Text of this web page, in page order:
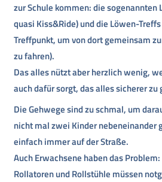
zur Schule kommen: die sogenannten
quasi Kiss&Ride) und die Löwen-
Treffpunkt, um von dort gemeinsam
zu fahren).
Das alles nützt aber herzlich wenig,
auch dafür sorgt, das alles sicherer zu
Die Gehwege sind zu schmal, um
nicht mal zwei Kinder nebeneinander
einfach immer auf der Straße.
Auch Erwachsene haben das
Rollatoren und Rollstühle müssen